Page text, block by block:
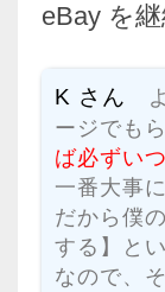
eBay を
K さん
ージでも
ば必ずい
一番大事
だから僕
する】と
なので、